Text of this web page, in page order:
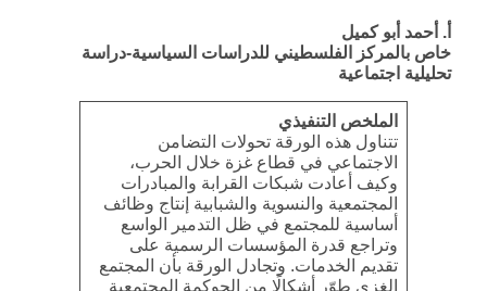
أ. أحمد أبو كميل
خاص بالمركز الفلسطيني للدراسات السياسية-دراسة
تحليلية اجتماعية
الملخص التنفيذي
تتناول هذه الورقة تحولات التضامن
الاجتماعي في قطاع غزة خلال الحرب،
وكيف أعادت شبكات القرابة والمبادرات
المجتمعية والنسوية والشبابية إنتاج وظائف
أساسية للمجتمع في ظل التدمير الواسع
وتراجع قدرة المؤسسات الرسمية على
تقديم الخدمات. وتجادل الورقة بأن المجتمع
الغزي طوّر أشكالًا من الحوكمة المجتمعية